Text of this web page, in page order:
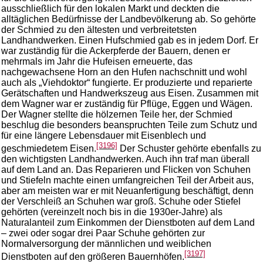
ausschließlich für den lokalen Markt und deckten die
alltäglichen Bedürfnisse der Landbevölkerung ab. So gehörte
der Schmied zu den ältesten und verbreitetsten
Landhandwerken. Einen Hufschmied gab es in jedem Dorf. Er
war zuständig für die Ackerpferde der Bauern, denen er
mehrmals im Jahr die Hufeisen erneuerte, das
nachgewachsene Horn an den Hufen nachschnitt und wohl
auch als „Viehdoktor“ fungierte. Er produzierte und reparierte
Gerätschaften und Handwerkszeug aus Eisen. Zusammen mit
dem Wagner war er zuständig für Pflüge, Eggen und Wägen.
Der Wagner stellte die hölzernen Teile her, der Schmied
beschlug die besonders beanspruchten Teile zum Schutz und
für eine längere Lebensdauer mit Eisenblech und
geschmiedetem Eisen.[3196] Der Schuster gehörte ebenfalls zu
den wichtigsten Landhandwerken. Auch ihn traf man überall
auf dem Land an. Das Reparieren und Flicken von Schuhen
und Stiefeln machte einen umfangreichen Teil der Arbeit aus,
aber am meisten war er mit Neuanfertigung beschäftigt, denn
der Verschleiß an Schuhen war groß. Schuhe oder Stiefel
gehörten (vereinzelt noch bis in die 1930er-Jahre) als
Naturalanteil zum Einkommen der Dienstboten auf dem Land
– zwei oder sogar drei Paar Schuhe gehörten zur
Normalversorgung der männlichen und weiblichen
Dienstboten auf den größeren Bauernhöfen. [3197]